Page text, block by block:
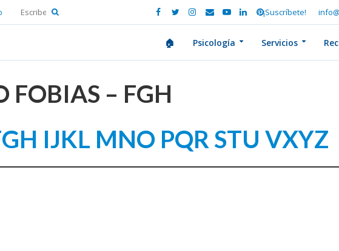
¡Suscríbete!
🏠 Psicología Servicios
FOBIAS – FGH
IJKL MNO PQR STU VXYZ